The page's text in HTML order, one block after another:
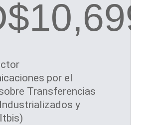
por el
Transferencias
y